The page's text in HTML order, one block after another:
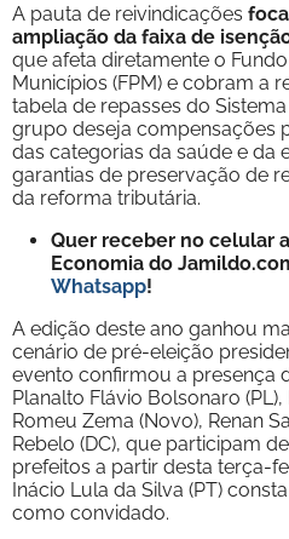
A pauta de reivindicações
ampliação da faixa de
que afeta diretamente o
Municípios (FPM) e cobram a
tabela de repasses do
grupo deseja compensações
das categorias da saúde e da
garantias de preservação de
da reforma tributária.
Quer receber no celular
Economia do
Whatsapp!
A edição deste ano ganhou
cenário de pré-eleição
evento confirmou a presença
Planalto Flávio Bolsonaro (PL),
Romeu Zema (Novo), Renan
Rebelo (DC), que participam
prefeitos a partir desta terça-
Inácio Lula da Silva (PT)
como convidado.